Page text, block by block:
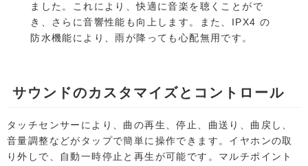
ました。これにより、快適に音楽を聴くことがで
き、さらに音響性能も向上します。また、IPX4 の
防水機能により、雨が降っても心配無用です。
サウンドのカスタマイズとコントロール
タッチセンサーにより、曲の再生、停止、曲送り、曲戻し、
音量調整などがタップで簡単に操作できます。イヤホンの取
り外しで、自動一時停止と再生が可能です。マルチポイント